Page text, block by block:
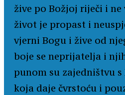
žive po Božjoj riječi i ne
život je propast i
vjerni Bogu i žive od
boje se neprijatelja i
punom su zajedništvu
koja daje čvrstoću i